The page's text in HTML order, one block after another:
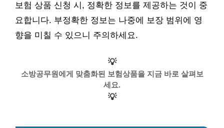
보험 상품 신청 시, 정확한 정보를 제공하는 것이 중
요합니다. 부정확한 정보는 나중에 보장 범위에 영
향을 미칠 수 있으니 주의하세요.
💡
소방공무원에게 맞춤화된 보험상품을 지금 바로 살펴보
세요.
💡